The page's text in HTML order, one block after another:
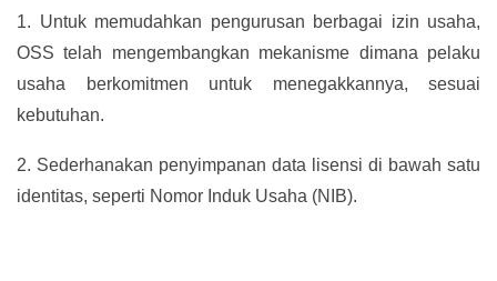
1. Untuk memudahkan pengurusan berbagai izin usaha,
OSS telah mengembangkan mekanisme dimana pelaku
usaha berkomitmen untuk menegakkannya, sesuai
kebutuhan.
2. Sederhanakan penyimpanan data lisensi di bawah satu
identitas, seperti Nomor Induk Usaha (NIB).